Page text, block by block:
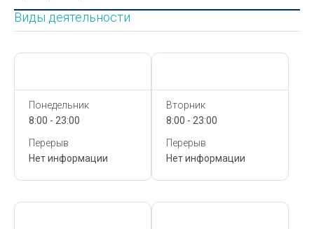
Виды деятельности
Понедельник
8:00 - 23:00
Перерыв
Нет информации
Вторник
8:00 - 23:00
Перерыв
Нет информации